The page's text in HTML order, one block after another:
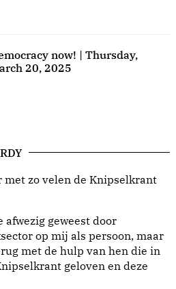
now! | Thursday,
20, 2025
zo velen de Knipselkrant
afwezig geweest door
op mij als persoon, maar
met de hulp van hen die in
geloven en deze